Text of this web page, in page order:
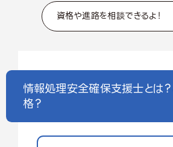
資格や進路を相談できるよ！
情報処理安全確保支援士とは
格？